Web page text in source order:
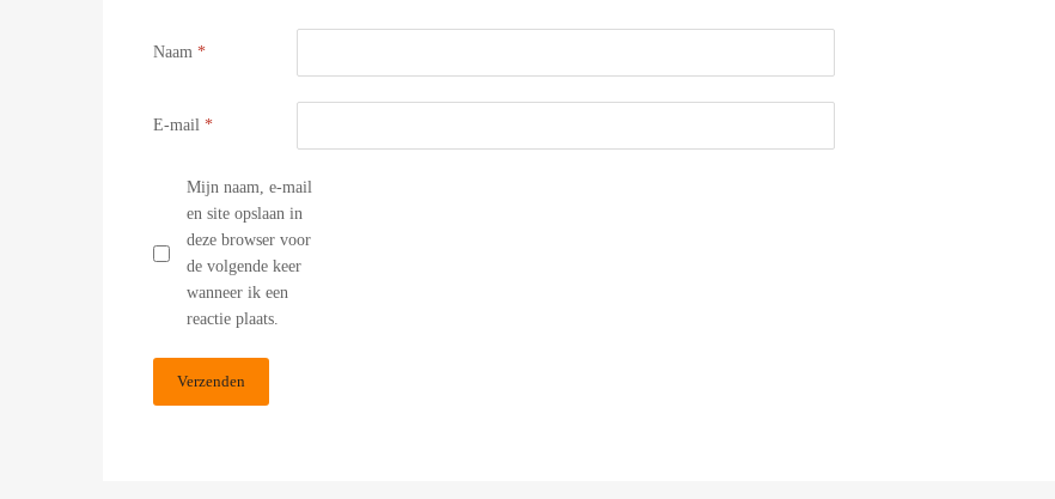
Naam *
E-mail *
Mijn naam, e-mail
en site opslaan in
deze browser voor
de volgende keer
wanneer ik een
reactie plaats.